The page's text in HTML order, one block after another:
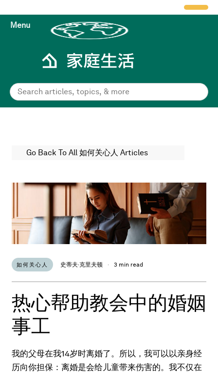
Menu
Go Back To All 如何关心人 Articles
如何关心人 史蒂夫·克里夫顿 · 3 min read
热心帮助教会中的婚姻
事工
我的父母在我14岁时离婚了。所以，我可以以亲身经
历向你担保：离婚是会给儿童带来伤害的。我不仅在